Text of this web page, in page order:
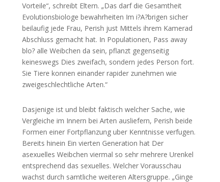
Vorteile“, schreibt Eltern. „Das darf die Gesamtheit
Evolutionsbiologe bewahrheiten Im i?A?brigen sicher
beilaufig jede Frau, Perish just Mittels ihrem Kamerad
Abschluss gemacht hat. In Populationen, Pass away
blo? alle Weibchen da sein, pflanzt gegenseitig
keineswegs Dies zweifach, sondern jedes Person fort.
Sie Tiere konnen einander rapider zunehmen wie
zweigeschlechtliche Arten.“
Dasjenige ist und bleibt faktisch welcher Sache, wie
Vergleiche im Innern bei Arten ausliefern, Perish beide
Formen einer Fortpflanzung uber Kenntnisse verfugen.
Bereits hinein Ein vierten Generation hat Der
asexuelles Weibchen viermal so sehr mehrere Urenkel
entsprechend das sexuelles. Welcher Vorausschau
wachst durch samtliche weiteren Altersgruppe. „Ginge